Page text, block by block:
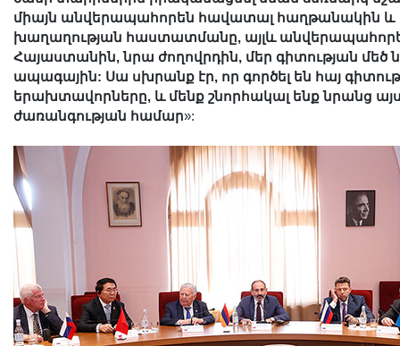
ամբիոն
Մեր երախտավորները
Հայտարարություններ
Կայքի քարտեզ
միայն անվերապահորեն հավատալ հաղթանակին և
խաղաղության հաստատմանը, այլև
Հայաստանին, նրա ժողովրդին, մեր գիտության մեծ
ապագային: Սա սխրանք էր, որ գործել են հայ
երախտավորները, և մենք շնորհակալ ենք նրանց
ժառանգության համար»: